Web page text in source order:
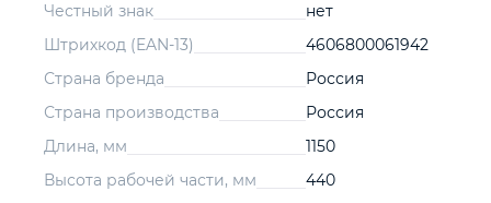
Честный знак
нет
Штрихкод (EAN-13)
4606800061942
Страна бренда
Россия
Страна производства
Россия
Длина, мм
1150
Высота рабочей части, мм
440